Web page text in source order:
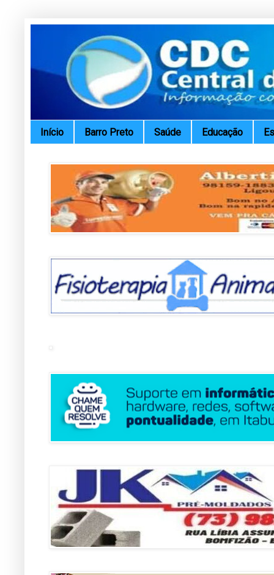
Início Barro Preto Saúde Educação